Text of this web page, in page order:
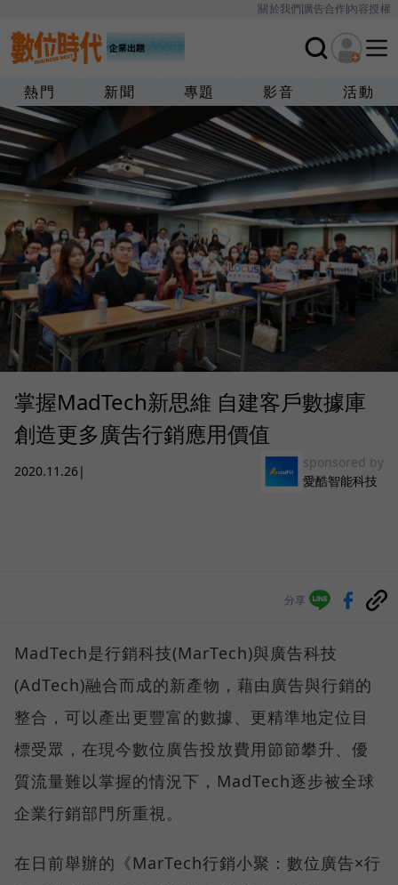
關於我們廣告合作內容授權
熱門 新聞 專題 影音 活動
掌握MadTech新思維 自建客戶數據庫
創造更多廣吿行銷應用價值
2020.11.26|
sponsored by
愛酷智能科技
分享
MadTech是行銷科技(MarTech)與廣告科技
(AdTech)融合而成的新產物，藉由廣告與行銷的
整合，可以產出更豐富的數據、更精準地定位目
標受眾，在現今數位廣告投放費用節節攀升、優
質流量難以掌握的情況下，MadTech逐步被全球
企業行銷部門所重視。
在日前舉辦的《MarTech行銷小聚：數位廣告×行